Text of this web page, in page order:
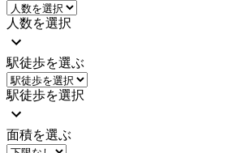
人数を選択
駅徒歩を選ぶ
駅徒歩を選択
面積を選ぶ